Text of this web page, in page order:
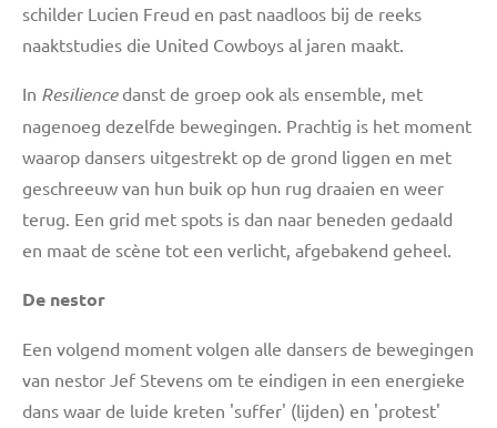
schilder Lucien Freud en past naadloos bij de reeks
naaktstudies die United Cowboys al jaren maakt.
In Resiliencedanst de groep ook als ensemble, met
nagenoeg dezelfde bewegingen. Prachtig is het moment
waarop dansers uitgestrekt op de grond liggen en met
geschreeuw van hun buik op hun rug draaien en weer
terug. Een grid met spots is dan naar beneden gedaald
en maat de scène tot een verlicht, afgebakend geheel.
De nestor
Een volgend moment volgen alle dansers de bewegingen
van nestor Jef Stevens om te eindigen in een energieke
dans waar de luide kreten 'suffer' (lijden) en 'protest'